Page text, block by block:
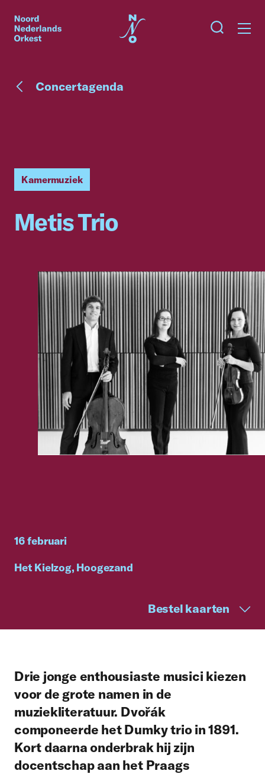
Concertagenda
Kamermuziek
Metis Trio
16 februari
Het Kielzog, Hoogezand
Bestel kaarten
Drie jonge enthousiaste musici kiezen
voor de grote namen in de
muziekliteratuur. Dvořák
componeerde het Dumky trio in 1891.
Kort daarna onderbrak hij zijn
docentschap aan het Praags